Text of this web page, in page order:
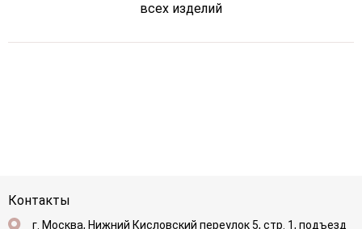
всех изделий
Контакты
г. Москва, Нижний Кисловский переулок 5, стр. 1, подъезд